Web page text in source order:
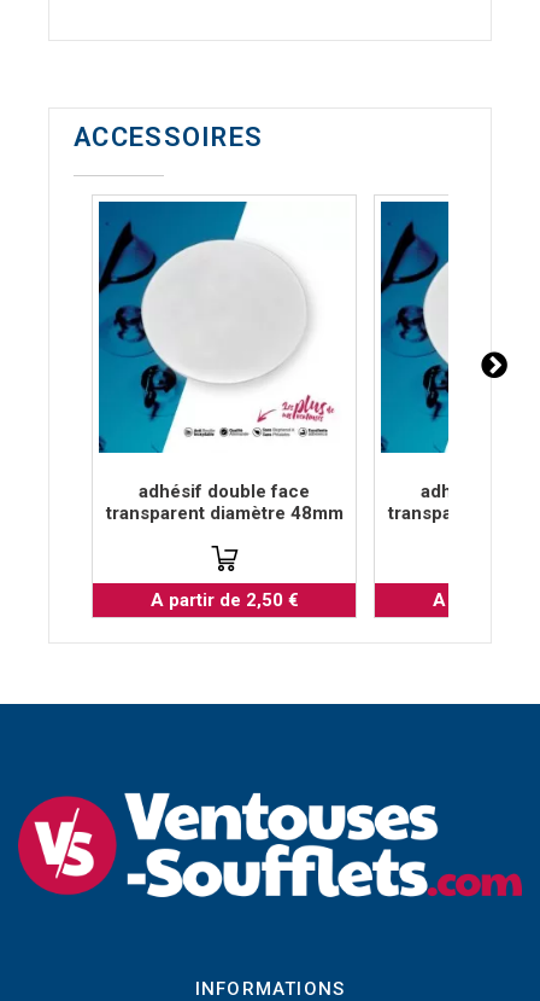
ACCESSOIRES
adhésif double face
transparent diamètre 48mm
A partir de 2,50 €
adhésif
transparent
A partir de
INFORMATIONS